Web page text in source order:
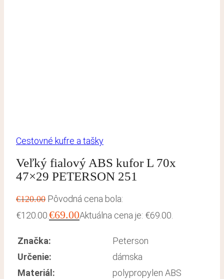
Cestovné kufre a tašky
Veľký fialový ABS kufor L 70x
47×29 PETERSON 251
€120.00 Pôvodná cena bola:
€120.00.€69.00Aktuálna cena je: €69.00.
Značka:
Peterson
Určenie:
dámska
Materiál:
polypropylen ABS